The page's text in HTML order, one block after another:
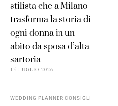
stilista che a Milano
trasforma la storia di
ogni donna in un
abito da sposa d’alta
sartoria
15 LUGLIO 2026
WEDDING PLANNER CONSIGLI